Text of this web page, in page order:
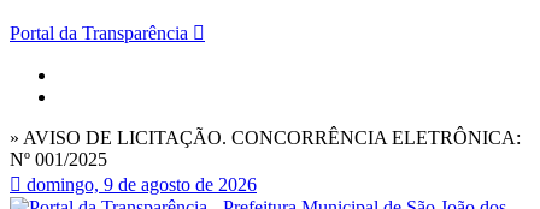
Portal da Transparência
» AVISO DE LICITAÇÃO. CONCORRÊNCIA ELETRÔNICA:
Nº 001/2025
domingo, 9 de agosto de 2026